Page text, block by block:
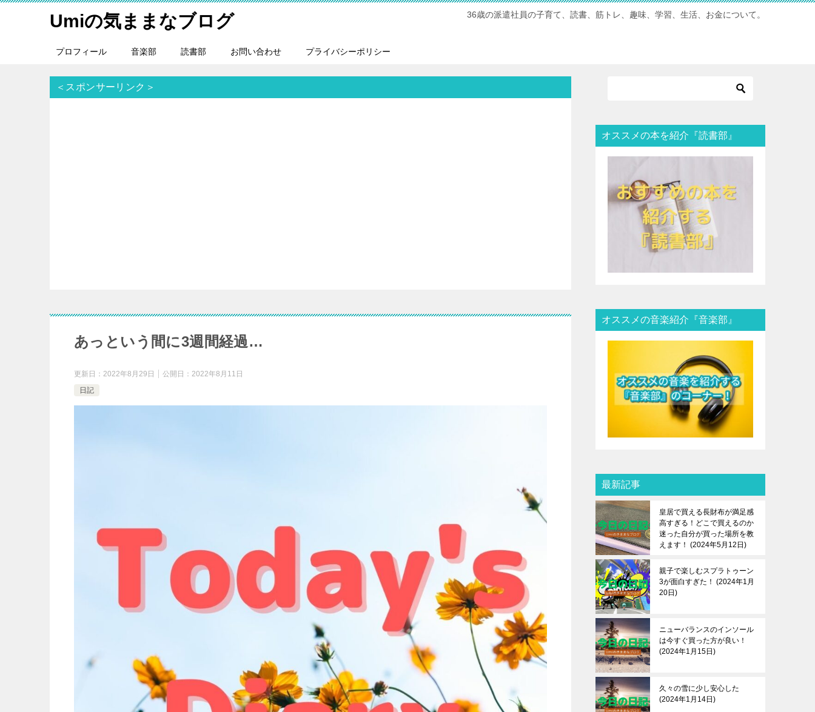
Umiの気ままなブログ 36歳の派遣社員の子育て、読書、筋トレ、趣味、学習、生活、お金について。
プロフィール 音楽部 読書部 お問い合わせ プライバシーポリシー
＜スポンサーリンク＞
あっという間に3週間経過…
更新日： 2022年8月29日 公開日： 2022年8月11日
日記
オススメの本を紹介『読書部』
オススメの音楽紹介『音楽部』
最新記事
皇居で買える長財布が満足感
高すぎる！どこで買えるのか
迷った自分が買った場所を教
えます！
2024年5月12日
親子で楽しむスプラトゥーン
3が面白すぎた！
2024年1月
20日
ニューバランスのインソール
は今すぐ買った方が良い！
2024年1月15日
久々の雪に少し安心した
2024年1月14日